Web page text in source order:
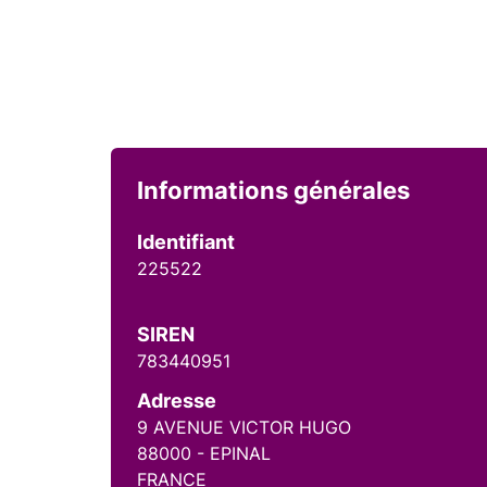
Informations générales
Identifiant
225522
SIREN
783440951
Adresse
9 AVENUE VICTOR HUGO
88000 - EPINAL
FRANCE